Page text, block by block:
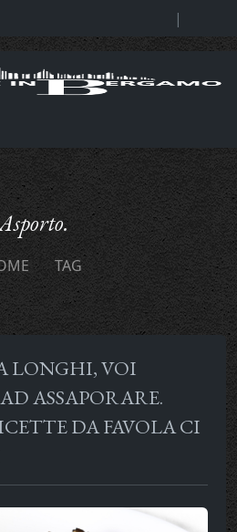
|
TAG
LONGHI, VOI
ASSAPORARE.
DA FAVOLA CI